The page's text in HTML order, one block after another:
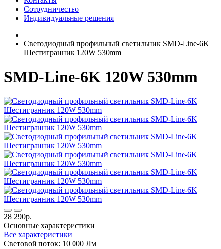
Сотрудничество
Индивидуальные решения
Светодиодный профильный светильник SMD-Line-6K
Шестигранник 120W 530mm
SMD-Line-6K 120W 530mm
28 290р.
Основные характеристики
Все характеристики
Световой поток: 10 000 Лм